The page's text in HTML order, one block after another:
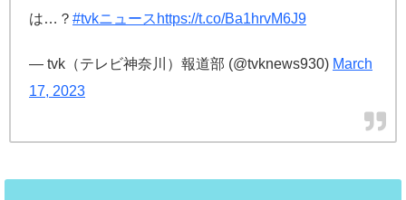
は…？ #tvkニュース https://t.co/Ba1hrvM6J9
— tvk（テレビ神奈川）報道部 (@tvknews930) March
17, 2023